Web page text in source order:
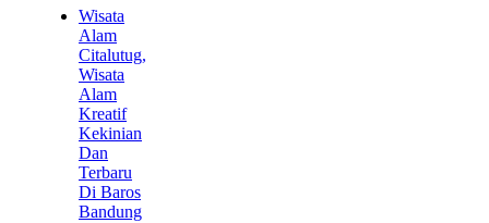
Wisata
Alam
Citalutug,
Wisata
Alam
Kreatif
Kekinian
Dan
Terbaru
Di Baros
Bandung